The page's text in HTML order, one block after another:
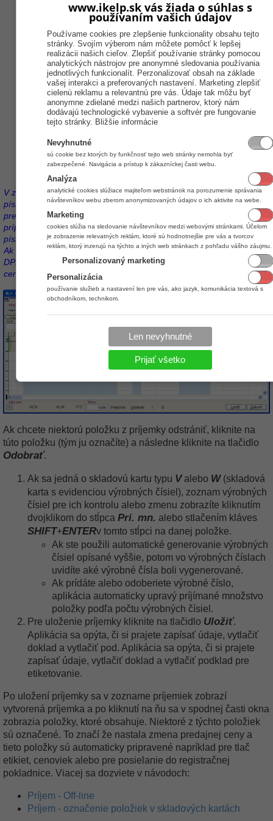
tento reťazec, výrobné číslo sa bude
generovať rovnako. Ak teda napíšete
"XYFX " a prvé výrobné číslo má
poradové číslo78300, aplikácia bude
generovať výrobné
čísla "XY78300FX"," XY78301FX","
zozname položiek je vidieť prvá prijatá položka.
Ďalej môžete rovnakým spôsobom pokračovať v
pridávaní ďalšieho tovaru.
V zozname položiek príjemky je vidieť pridaná položka. Kliknutím na
písmeno C na začiatku tejto položky v zozname, znovu otvorí okno
pre zadávanie cien, v prípade že by ste ich chceli ešte upraviť. V
prípade, že hodnota v stĺpci C. príjem je zobrazená červeným
písmom značí to, že prišlo k zmene oproti aktuálnej skladovej cene.
Ak sú hodnoty v stĺpcoch P.c1 bez DPH, P.c2 bez DPH a P.c3 bez
DPH zobrazené červenou farbou, taktiež prišlo k zmene predajnej
ceny.
Ak chcete niektorú položku z príjemky odstrániť, kliknite na
túto položku (tým ju označíte) a následne kliknite na tlačidlo
Odobrať.
Ak sa jedná o skladovú kartu typu Valebo W(skladová
karta s evidenciou výrobných čísiel), zoznam výrobných
čísiel pre ich kontrolu alebo zmenu zobrazíte kliknutím
dvojklikom do stĺpca Pri. mn. alebo stlačením kláves
SHIFT+ENTERv tomto stĺpci na danej položke.
Ak ste použili automatické generovanie výrobných
čísiel opísané vyššie, potom vo výrobných číslach
uvidíte aké výrobné čísla boli vygenerované.
Ak prídáte alebo odoberiete výrobné číslo,
aplikácia automaticky upravý príjímané množstvo
položky podľa počtu výrobných čísiel.
Pre uloženie príjemky kliknite na tlačidlo Uložiť.
Aplikácia sa opýta, či si prajete zapísať údaje, vytlačiť
doklad a vytlačiť pod. Aplikácia sa opýta, či si prajete
zapísať údaje, vytlačiť doklad a vytlačiť podklad pre
etiketovanie.
Po uložení príjemky sa v zozname príjemiek zobrazí
vytvorená príjemka a po kliknutí na ňu sa v spodnej časti okna
zobrazia položky, ktoré obsahuje. Niektoré z týchto položiek
sú označené. To značí že nastala zmena predajnej ceny a
tieto položky sú automaticky pripravené napríklad pre tlač
etikiet, cenoviek alebo pre posielanie do registračnej
pokladnice. Viacej sa dozviete v návodoch:
Príjem - Off-line
Príjem - označenie položiek v skladových kartách
www.ikelp.sk vás žiada o súhlas s
používaním vašich údajov
Používame cookies pre zlepšenie funkcionality obsahu tejto
stránky. Svojím výberom nám môžete pomôcť k lepšej
realizácii našich cieľov. Zlepšiť používanie stránky pomocou
analytických nástrojov pre anonymné sledovania používania
jednotlivých funkcionalít. Perzonalizovať obsah na základe
vašej interakci a preferovaných nastavení. Marketing zlepšiť
cielenú reklamu a relevantnú pre vás. Údaje tak môžu byť
anonymne zdielané medzi našich partnerov, ktorý nám
dodávajú technologické vybavenie a softvér pre fungovanie
tejto stránky. Bližšie informácie
Nevyhnutné
sú cookie bez ktorých by funkčnosť tejto web stránky nemohla byť
zabezpečené. Navigácia a prístup k zákazníckej časti webu.
Analýza
analytické cookies slúžiace majiteľom webstránok na porozumenie správania
návštevníkov webu zberom anonymizovaných údajov o ich aktivite na webe.
Marketing
cookies slúžia na sledovanie návštevníkov medzi webovými stránkami. Účelom
je zobrazenie relevatných reklám, ktoré sú hodnotnejšie pre vás a tvorcov
reklám, ktorý inzerujú na týchto a iných web stránkach z pohľadu vášho záujmu.
Personalizovaný marketing
Personalizácia
používanie služieb a nastavení len pre vás, ako jazyk, komunikácia textová s
obchodníkom, technikom.
Len nevyhnutné
Prijať všetko